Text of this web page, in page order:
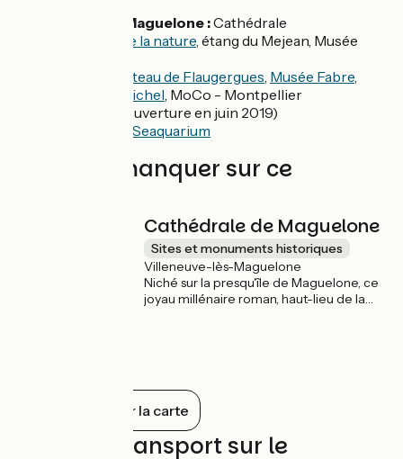
Villeneuve-les-Maguelone :Cathédrale
Maison de la nature, étang du Mejean, Musée
Château de Flaugergues, Musée Fabre,
Musée Fernand Michel, MoCo - Montpellier
Comtemporain (ouverture en juin 2019)
Seaquarium
À ne pas manquer sur ce
Cathédrale de Maguelone
Sites et monuments historiques
Villeneuve-lès-Maguelone
Niché sur la presqu'île de Maguelone, ce
joyau millénaire roman, haut-lieu de la
Tout afficher sur la carte
Trains et transport sur le